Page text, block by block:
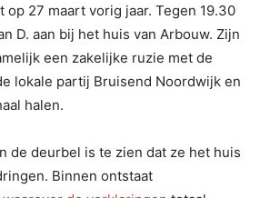
27 maart vorig jaar. Tegen 19.30
D. aan bij het huis van Arbouw. Zijn
een zakelijke ruzie met de
lokale partij Bruisend Noordwijk en
halen.
de deurbel is te zien dat ze het huis
Binnen ontstaat